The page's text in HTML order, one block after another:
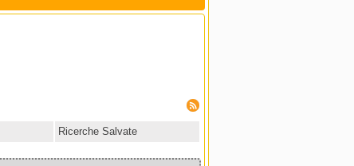
Ricerche Salvate